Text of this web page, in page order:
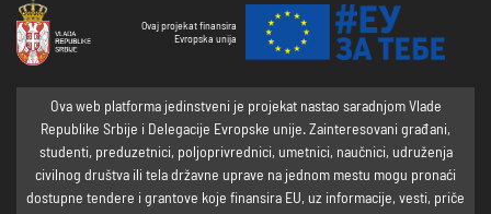
Ovaj projekat finansira
Evropska unija
Ova web platforma jedinstveni je projekat nastao saradnjom Vlade
Republike Srbije i Delegacije Evropske unije. Zainteresovani građani,
studenti, preduzetnici, poljoprivrednici, umetnici, naučnici, udruženja
civilnog društva ili tela državne uprave na jednom mestu mogu pronaći
dostupne tendere i grantove koje finansira EU, uz informacije, vesti, priče